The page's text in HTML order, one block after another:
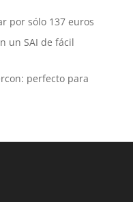
por sólo 137 euros
un SAI de fácil
perfecto para